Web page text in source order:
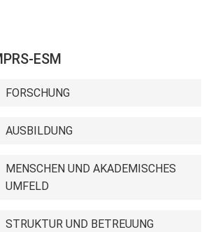
ESM
FORSCHUNG
AUSBILDUNG
MENSCHEN UND AKADEMISCHES
UMFELD
STRUKTUR UND BETREUUNG